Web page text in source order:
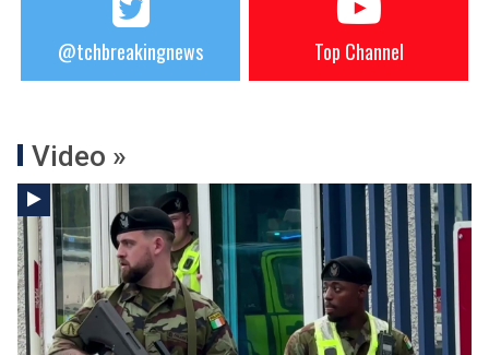
@tchbreakingnews Top Channel
Video »